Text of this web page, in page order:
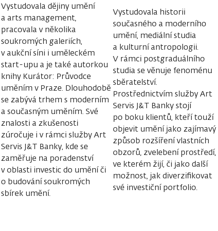
Vystudovala dějiny umění
a arts management,
pracovala v několika
soukromých galeriích,
v aukční síni i uměleckém
start-upu a je také autorkou
knihy Kurátor: Průvodce
uměním v Praze. Dlouhodobě
se zabývá trhem s moderním
a současným uměním. Své
znalosti a zkušenosti
zúročuje i v rámci služby Art
Servis J&T Banky, kde se
zaměřuje na poradenství
v oblasti investic do umění či
o budování soukromých
sbírek umění.
Vystudovala historii
současného a moderního
umění, mediální studia
a kulturní antropologii.
V rámci postgraduálního
studia se věnuje fenoménu
sběratelství.
Prostřednictvím služby Art
Servis J&T Banky stojí
po boku klientů, kteří touží
objevit umění jako zajímavý
způsob rozšíření vlastních
obzorů, zvelebení prostředí,
ve kterém žijí, či jako další
možnost, jak diverzifikovat
své investiční portfolio.